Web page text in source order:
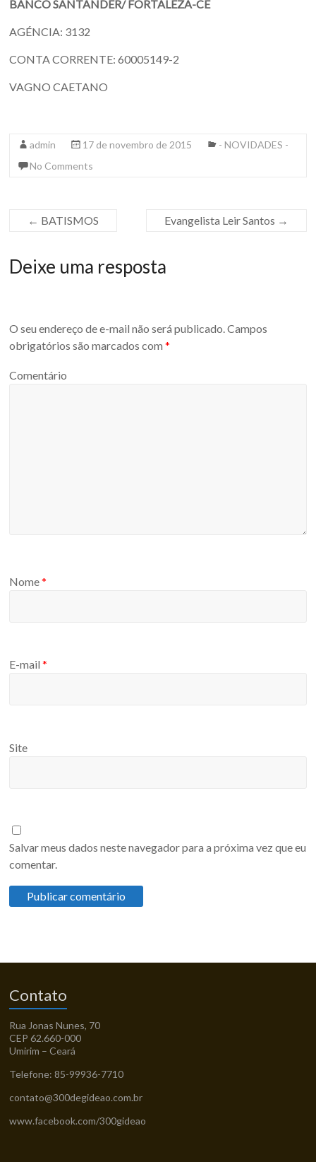
BANCO SANTANDER/ FORTALEZA-CE
AGÉNCIA: 3132
CONTA CORRENTE: 60005149-2
VAGNO CAETANO
admin 17 de novembro de 2015
- NOVIDADES -
No Comments
← BATISMOS Evangelista Leir Santos →
Deixe uma resposta
O seu endereço de e-mail não será publicado.Campos
obrigatórios são marcados com*
Comentário
Nome*
E-mail*
Site
Salvar meus dados neste navegador para a próxima vez que eu
comentar.
Contato
Rua Jonas Nunes, 70
CEP 62.660-000
Umirim – Ceará
Telefone: 85-99936-7710
contato@300degideao.com.br
www.facebook.com/300gideao